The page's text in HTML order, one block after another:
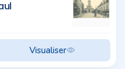
Visualiser